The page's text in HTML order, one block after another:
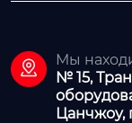

Мы
№ 15,
Цанчжоу,